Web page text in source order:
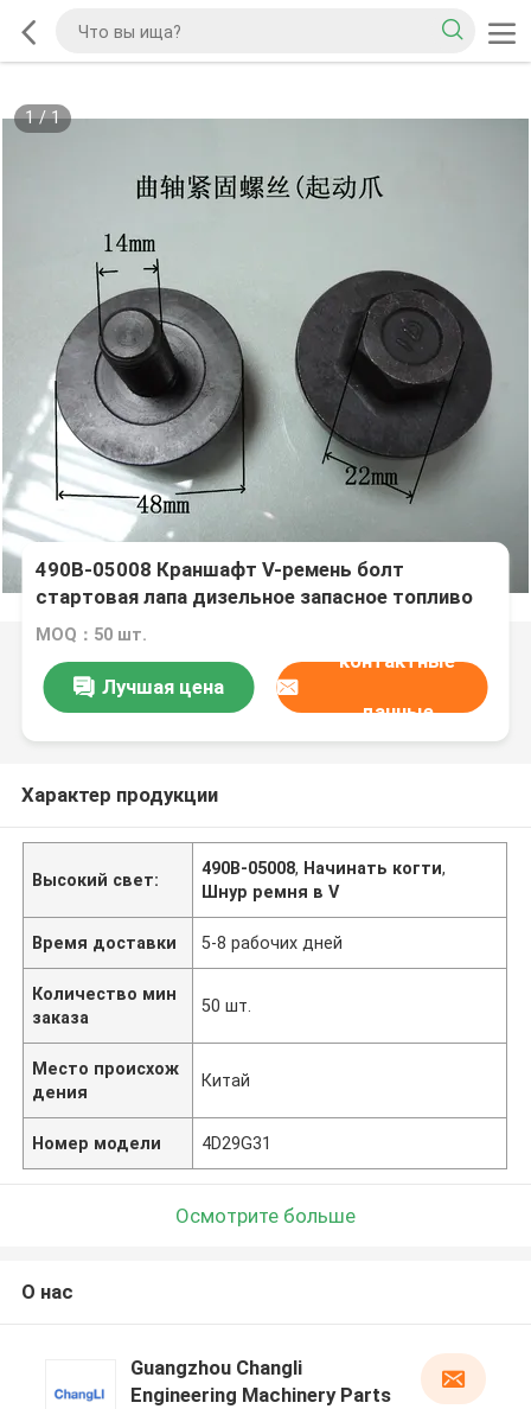
1/1
490B-05008 Краншафт V-ремень болт
стартовая лапа дизельное запасное топливо
MOQ：50 шт.
Лучшая цена
контактные
данные
Характер продукции
Высокий свет:
490B-05008, Начинать когти,
Шнур ремня в V
Время доставки 5-8 рабочих дней
Количество мин
заказа
50 шт.
Место происхож
дения
Китай
Номер модели 4D29G31
Осмотрите больше
О нас
Guangzhou Changli
Engineering Machinery Parts